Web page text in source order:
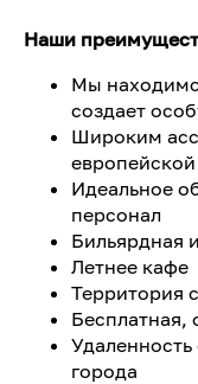
Наши
Мы
создает
Широким
Идеальное
персонал
Бильярдная
Летнее кафе
Территория
Бесплатная,
Удаленность
города